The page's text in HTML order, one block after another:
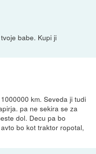
babe. Kupi ji
km. Seveda ji tudi
pa ne sekira se za
dol. Decu pa bo
bo kot traktor ropotal,